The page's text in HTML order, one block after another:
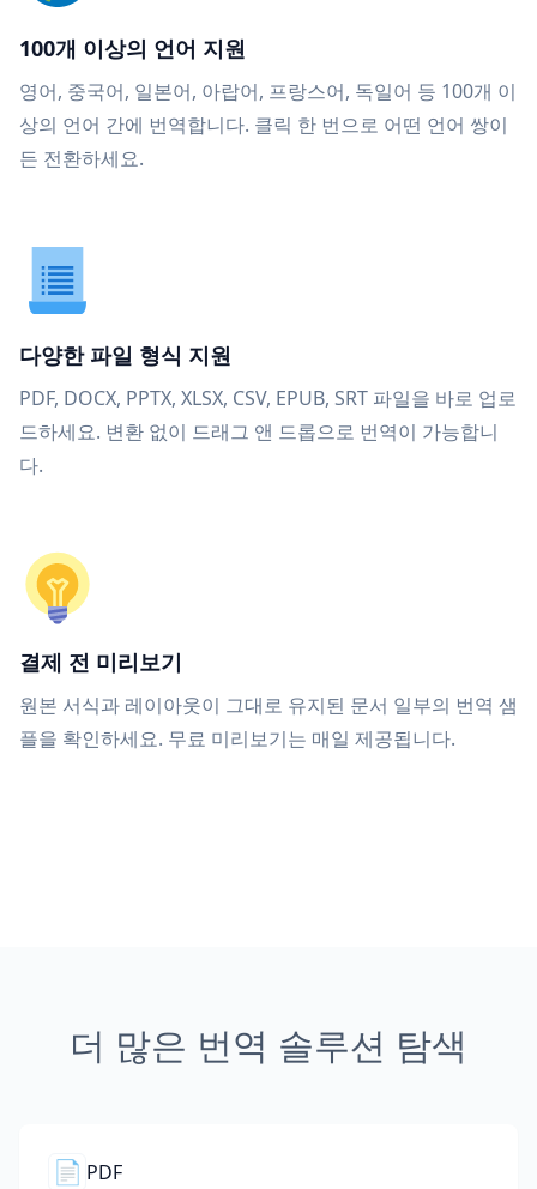
100개 이상의 언어 지원
영어, 중국어, 일본어, 아랍어, 프랑스어, 독일어 등 100개 이
상의 언어 간에 번역합니다. 클릭 한 번으로 어떤 언어 쌍이
든 전환하세요.
다양한 파일 형식 지원
PDF, DOCX, PPTX, XLSX, CSV, EPUB, SRT 파일을 바로 업로
드하세요. 변환 없이 드래그 앤 드롭으로 번역이 가능합니
다.
결제 전 미리보기
원본 서식과 레이아웃이 그대로 유지된 문서 일부의 번역 샘
플을 확인하세요. 무료 미리보기는 매일 제공됩니다.
더 많은 번역 솔루션 탐색
📄 PDF